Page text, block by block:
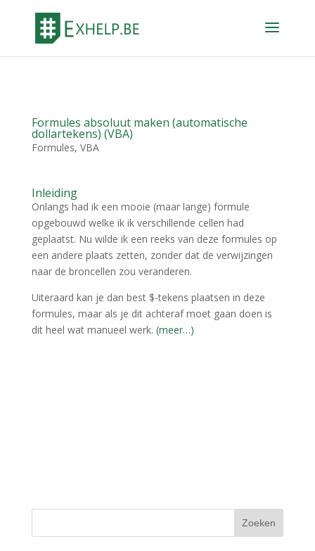
Formules absoluut maken (automatische
dollartekens) (VBA)
Formules, VBA
Inleiding
Onlangs had ik een mooie (maar lange) formule
opgebouwd welke ik ik verschillende cellen had
geplaatst. Nu wilde ik een reeks van deze formules op
een andere plaats zetten, zonder dat de verwijzingen
naar de broncellen zou veranderen.
Uiteraard kan je dan best $-tekens plaatsen in deze
formules, maar als je dit achteraf moet gaan doen is
dit heel wat manueel werk. (meer…)